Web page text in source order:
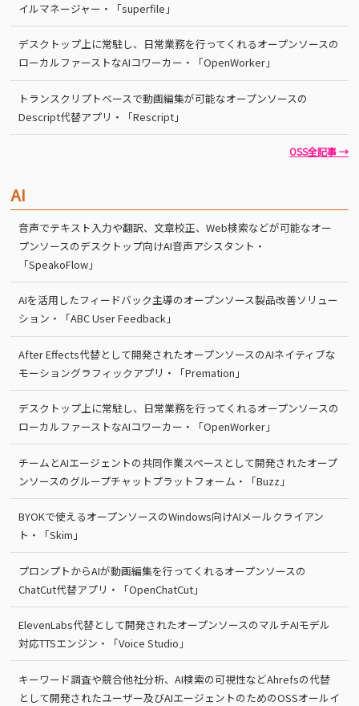
イルマネージャー・「superfile」
デスクトップ上に常駐し、日常業務を行ってくれるオープンソースの
ローカルファーストなAIコワーカー・「OpenWorker」
トランスクリプトベースで動画編集が可能なオープンソースの
Descript代替アプリ・「Rescript」
OSS全記事 →
AI
音声でテキスト入力や翻訳、文章校正、Web検索などが可能なオー
プンソースのデスクトップ向けAI音声アシスタント・
「SpeakoFlow」
AIを活用したフィードバック主導のオープンソース製品改善ソリュー
ション・「ABC User Feedback」
After Effects代替として開発されたオープンソースのAIネイティブな
モーショングラフィックアプリ・「Premation」
デスクトップ上に常駐し、日常業務を行ってくれるオープンソースの
ローカルファーストなAIコワーカー・「OpenWorker」
チームとAIエージェントの共同作業スペースとして開発されたオープ
ンソースのグループチャットプラットフォーム・「Buzz」
BYOKで使えるオープンソースのWindows向けAIメールクライアン
ト・「Skim」
プロンプトからAIが動画編集を行ってくれるオープンソースの
ChatCut代替アプリ・「OpenChatCut」
ElevenLabs代替として開発されたオープンソースのマルチAIモデル
対応TTSエンジン・「Voice Studio」
キーワード調査や競合他社分析、AI検索の可視性などAhrefsの代替
として開発されたユーザー及びAIエージェントのためのOSSオールイ